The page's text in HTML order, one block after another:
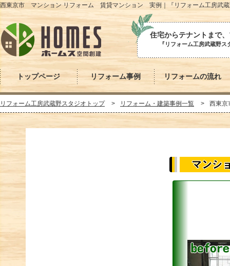
西東京市 マンション リフォーム 賃貸マンション 実例｜『リフォーム工房武蔵
住宅からテナントまで
『リフォーム工房武蔵野
トップページ リフォーム事例 リフォームの流れ
リフォーム工房武蔵野スタジオトップ > リフォーム・建築事例一覧 > 西東